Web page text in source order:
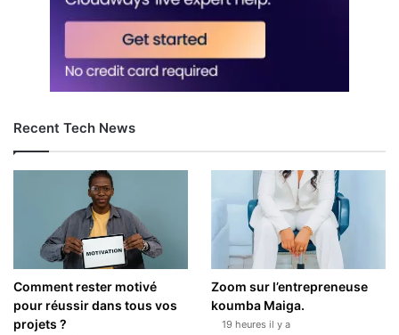
Recent Tech News
Comment rester motivé
pour réussir dans tous vos
projets ?
Zoom sur l’entrepreneuse
koumba Maiga.
19 heures il y a